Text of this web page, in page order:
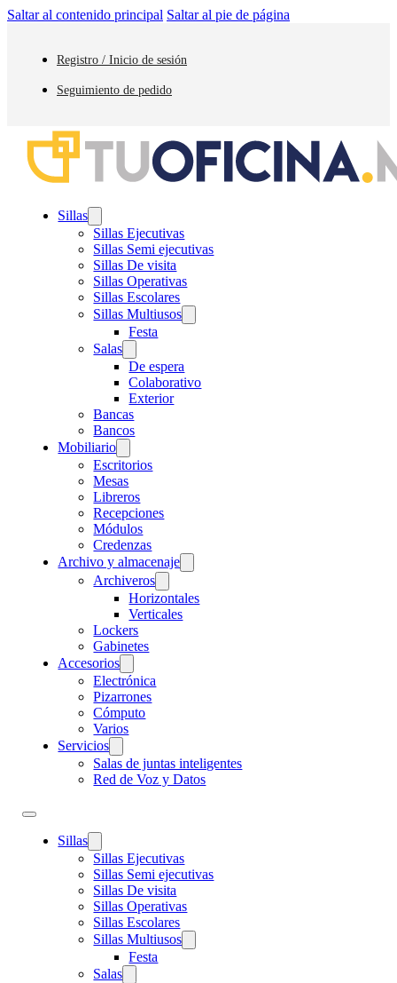
Saltar al contenido principal Saltar al pie de página
Registro / Inicio de sesión
Seguimiento de pedido
Sillas
Sillas Ejecutivas
Sillas Semi ejecutivas
Sillas De visita
Sillas Operativas
Sillas Escolares
Sillas Multiusos
Festa
Salas
De espera
Colaborativo
Exterior
Bancas
Bancos
Mobiliario
Escritorios
Mesas
Libreros
Recepciones
Módulos
Credenzas
Archivo y almacenaje
Archiveros
Horizontales
Verticales
Lockers
Gabinetes
Accesorios
Electrónica
Pizarrones
Cómputo
Varios
Servicios
Salas de juntas inteligentes
Red de Voz y Datos
Sillas
Sillas Ejecutivas
Sillas Semi ejecutivas
Sillas De visita
Sillas Operativas
Sillas Escolares
Sillas Multiusos
Festa
Salas